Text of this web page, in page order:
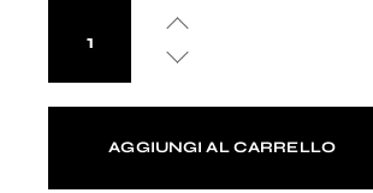
AGGIUNGI AL CARRELLO